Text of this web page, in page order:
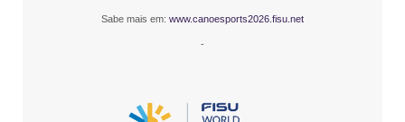
Sabe mais em: www.canoesports2026.fisu.net
-